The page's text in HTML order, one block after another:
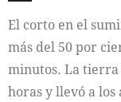
El corto en el
más del 50 por
minutos. La tierra
horas y llevó a